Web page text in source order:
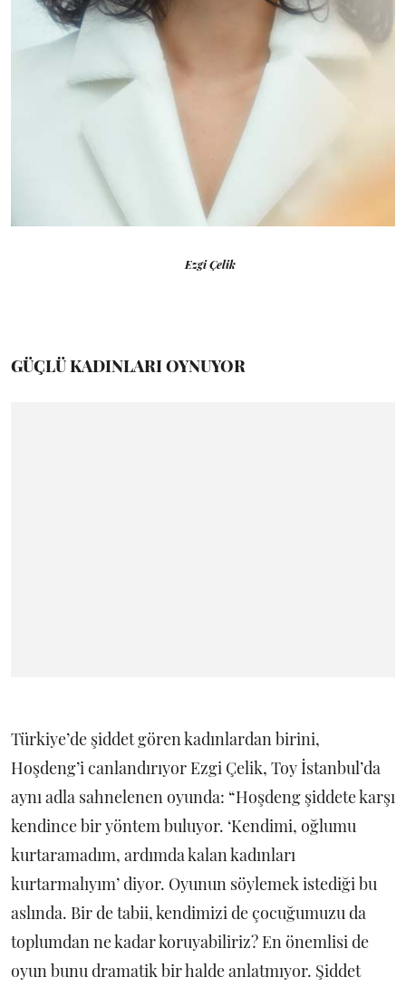
Ezgi Çelik
GÜÇLÜ KADINLARI OYNUYOR
Türkiye’de şiddet gören kadınlardan birini,
Hoşdeng’i canlandırıyor Ezgi Çelik, Toy İstanbul’da
aynı adla sahnelenen oyunda: “Hoşdeng şiddete karşı
kendince bir yöntem buluyor. ‘Kendimi, oğlumu
kurtaramadım, ardımda kalan kadınları
kurtarmalıyım’ diyor. Oyunun söylemek istediği bu
aslında. Bir de tabii, kendimizi de çocuğumuzu da
toplumdan ne kadar koruyabiliriz? En önemlisi de
oyun bunu dramatik bir halde anlatmıyor. Şiddet